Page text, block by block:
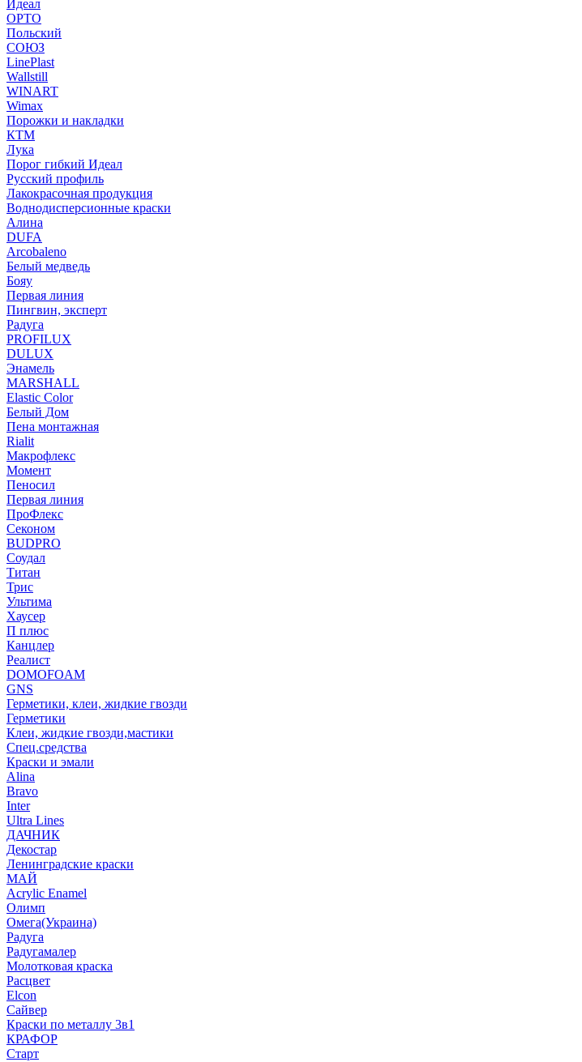
Идеал
ОРТО
Польский
СОЮЗ
LinePlast
Wallstill
WINART
Wimax
Порожки и накладки
КТМ
Лука
Порог гибкий Идеал
Русский профиль
Лакокрасочная продукция
Воднодисперсионные краски
Алина
DUFA
Arcobaleno
Белый медведь
Бояу
Первая линия
Пингвин, эксперт
Радуга
PROFILUX
DULUX
Энамель
MARSHALL
Elastic Color
Белый Дом
Пена монтажная
Rialit
Макрофлекс
Момент
Пеносил
Первая линия
ПроФлекс
Секоном
BUDPRO
Соудал
Титан
Трис
Ультима
Хаусер
П плюс
Канцлер
Реалист
DOMOFOAM
GNS
Герметики, клеи, жидкие гвозди
Герметики
Клеи, жидкие гвозди,мастики
Спец.средства
Краски и эмали
Alina
Bravo
Inter
Ultra Lines
ДАЧНИК
Декостар
Ленинградские краски
МАЙ
Acrylic Enamel
Олимп
Омега(Украина)
Радуга
Радугамалер
Молотковая краска
Расцвет
Elcon
Сайвер
Краски по металлу 3в1
КРАФОР
Старт